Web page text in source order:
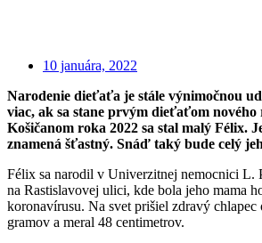
10 januára, 2022
Narodenie dieťaťa je stále výnimočnou
viac, ak sa stane prvým dieťaťom
Košičanom roka 2022 sa stal malý Félix.
znamená šťastný. Snáď taký bude celý
Félix sa narodil v Univerzitnej nemocnici L.
na Rastislavovej ulici, kde bola jeho mama
koronavírusu. Na svet prišiel zdravý
gramov a meral 48 centimetrov.